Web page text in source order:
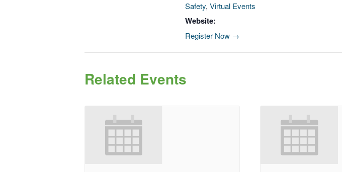
Safety, Virtual Events
Website:
Register Now →
Related Events